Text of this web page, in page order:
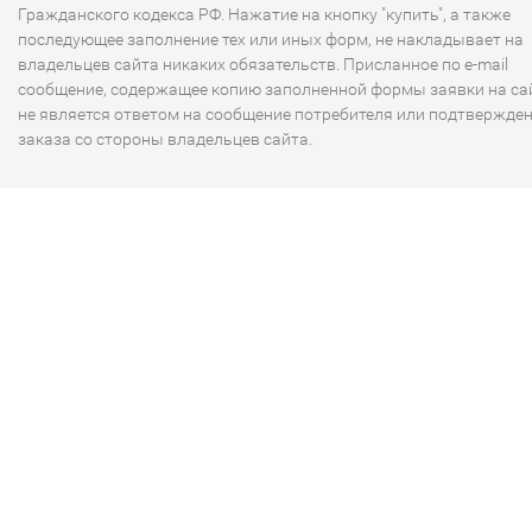
Гражданского кодекса РФ. Нажатие на кнопку "купить", а также
последующее заполнение тех или иных форм, не накладывает на
владельцев сайта никаких обязательств. Присланное по e-mail
сообщение, содержащее копию заполненной формы заявки на
не является ответом на сообщение потребителя или
заказа со стороны владельцев сайта.